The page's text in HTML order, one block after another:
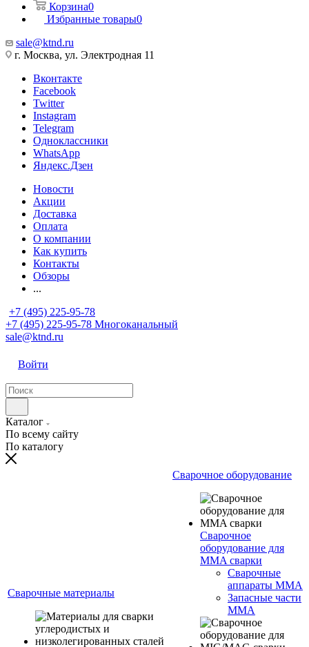
Корзина0
Избранные товары0
sale@ktnd.ru
г. Москва, ул. Электродная 11
Вконтакте
Facebook
Twitter
Instagram
Telegram
Одноклассники
WhatsApp
Яндекс.Дзен
Новости
Акции
Доставка
Оплата
О компании
Как купить
Контакты
Обзоры
...
+7 (495) 225-95-78
+7 (495) 225-95-78 Многоканальный
sale@ktnd.ru
Войти
Каталог
По всему сайту
По каталогу
Сварочные материалы
Сварочное оборудование
Сварочное
оборудование для
MMA сварки
Сварочные
аппараты MMA
Запасные части
MMA